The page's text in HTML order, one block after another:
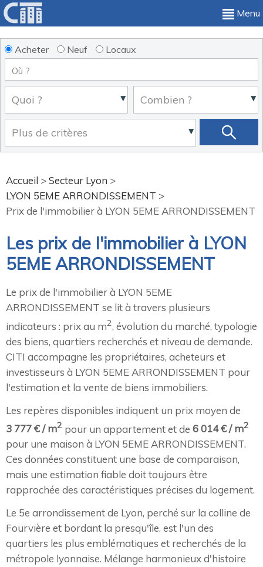
Menu
Acheter Neuf Locaux
Accueil >Secteur Lyon >
LYON 5EME ARRONDISSEMENT >
Prix de l'immobilier à LYON 5EME ARRONDISSEMENT
Les prix de l'immobilier à LYON
5EME ARRONDISSEMENT
Le prix de l'immobilier à LYON 5EME
ARRONDISSEMENT se lit à travers plusieurs
indicateurs : prix au m2, évolution du marché, typologie
des biens, quartiers recherchés et niveau de demande.
CITI accompagne les propriétaires, acheteurs et
investisseurs à LYON 5EME ARRONDISSEMENT pour
l'estimation et la vente de biens immobiliers.
Les repères disponibles indiquent un prix moyen de
3 777 € / m2 pour un appartement et de 6 014 € / m2
pour une maison à LYON 5EME ARRONDISSEMENT.
Ces données constituent une base de comparaison,
mais une estimation fiable doit toujours être
rapprochée des caractéristiques précises du logement.
Le 5e arrondissement de Lyon, perché sur la colline de
Fourvière et bordant la presqu'île, est l'un des
quartiers les plus emblématiques et recherchés de la
métropole lyonnaise. Mélange harmonieux d'histoire